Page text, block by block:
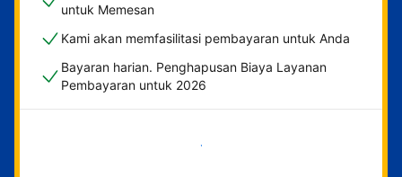
untuk Memesan
Kami akan memfasilitasi pembayaran untuk Anda
Bayaran harian. Penghapusan Biaya Layanan
Pembayaran untuk 2026
Mulai sekarang